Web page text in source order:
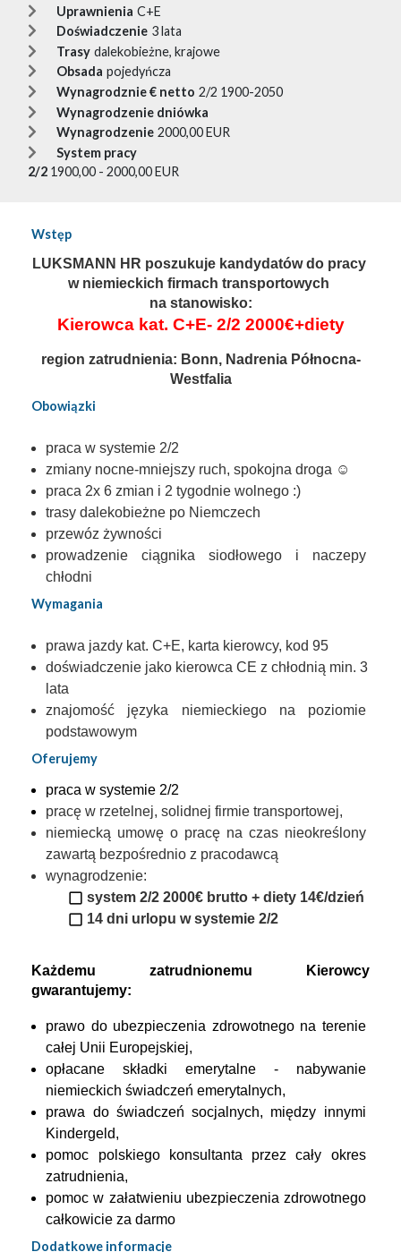
Uprawnienia C+E
Doświadczenie 3 lata
Trasy dalekobieżne, krajowe
Obsada pojedyńcza
Wynagrodznie € netto 2/2 1900-2050
Wynagrodzenie dniówka
Wynagrodzenie 2000,00 EUR
System pracy
2/2 1900,00 - 2000,00 EUR
Wstęp
LUKSMANN HR poszukuje kandydatów do pracy
w niemieckich firmach transportowych
na stanowisko:
Kierowca kat. C+E- 2/2 2000€+diety
region zatrudnienia: Bonn, Nadrenia Północna-
Westfalia
Obowiązki
praca w systemie 2/2
zmiany nocne-mniejszy ruch, spokojna droga ☺️
praca 2x 6 zmian i 2 tygodnie wolnego :)
trasy dalekobieżne po Niemczech
przewóz żywności
prowadzenie ciągnika siodłowego i naczepy
chłodni
Wymagania
prawa jazdy kat. C+E, karta kierowcy, kod 95
doświadczenie jako kierowca CE z chłodnią min. 3
lata
znajomość języka niemieckiego na poziomie
podstawowym
Oferujemy
praca w systemie 2/2
pracę w rzetelnej, solidnej firmie transportowej,
niemiecką umowę o pracę na czas nieokreślony
zawartą bezpośrednio z pracodawcą
wynagrodzenie:
system 2/2 2000€ brutto + diety 14€/dzień
14 dni urlopu w systemie 2/2
Każdemu zatrudnionemu Kierowcy
gwarantujemy:
prawo do ubezpieczenia zdrowotnego na terenie
całej Unii Europejskiej,
opłacane składki emerytalne - nabywanie
niemieckich świadczeń emerytalnych,
prawa do świadczeń socjalnych, między innymi
Kindergeld,
pomoc polskiego konsultanta przez cały okres
zatrudnienia,
pomoc w załatwieniu ubezpieczenia zdrowotnego
całkowicie za darmo
Dodatkowe informacje